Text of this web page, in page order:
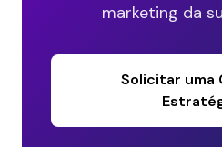
marketing da
Solicitar uma